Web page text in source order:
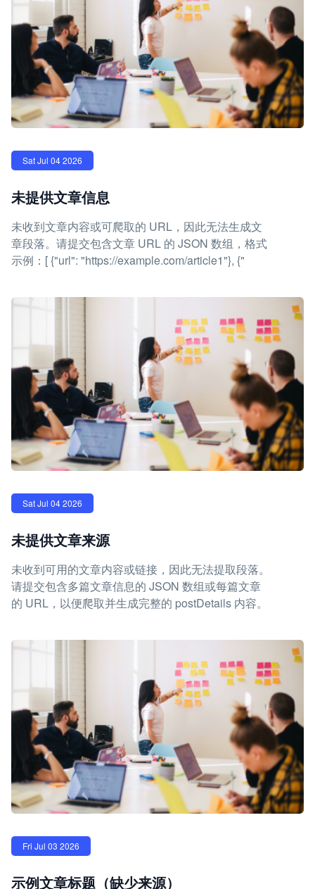
Sat Jul 04 2026
未提供文章信息
未收到文章内容或可爬取的 URL，因此无法生成文
章段落。请提交包含文章 URL 的 JSON 数组，格式
示例：[ {"url": "https://example.com/article1"}, {"
Sat Jul 04 2026
未提供文章来源
未收到可用的文章内容或链接，因此无法提取段落。
请提交包含多篇文章信息的 JSON 数组或每篇文章
的 URL，以便爬取并生成完整的 postDetails 内容。
Fri Jul 03 2026
示例文章标题（缺少来源）